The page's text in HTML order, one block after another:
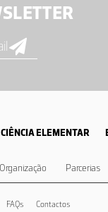
ELEMENTAR
Organização Parcerias
FAQs Contactos